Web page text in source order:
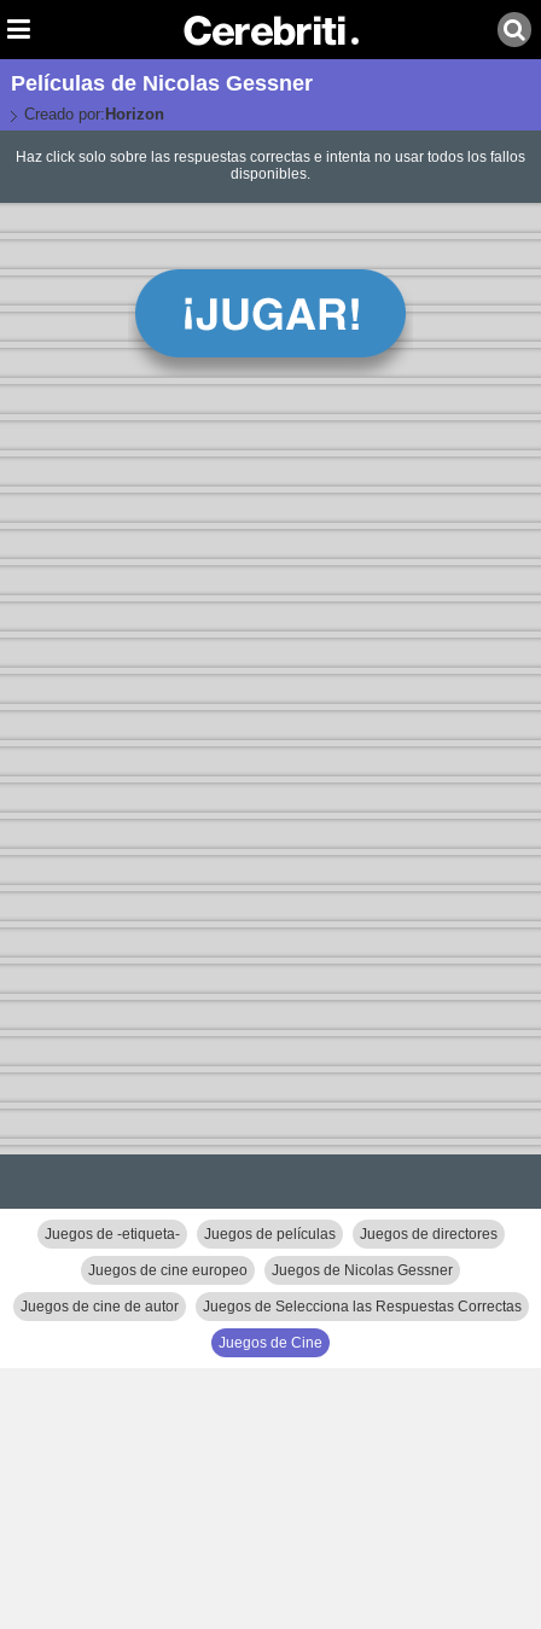
Películas de Nicolas Gessner
Creado por: Horizon
Haz click solo sobre las respuestas correctas e intenta no usar todos los fallos
disponibles.
Juegos de -etiqueta- Juegos de películas Juegos de directores
Juegos de cine europeo Juegos de Nicolas Gessner
Juegos de cine de autor Juegos de Selecciona las Respuestas Correctas
Juegos de Cine